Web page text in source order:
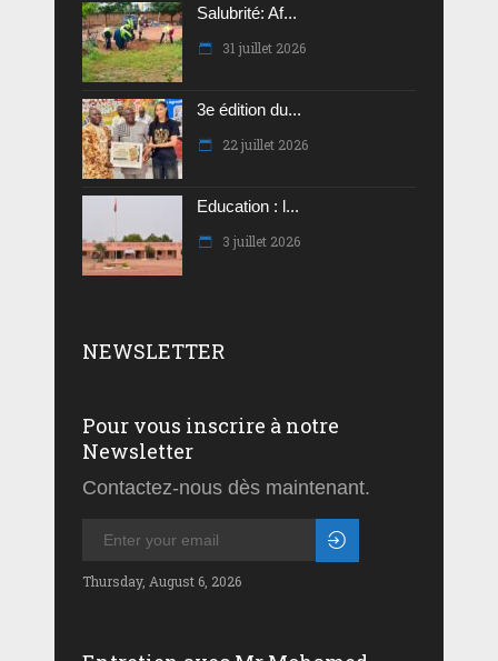
Salubrité: Af...
31 juillet 2026
3e édition du...
22 juillet 2026
Education : l...
3 juillet 2026
NEWSLETTER
Pour vous inscrire à notre
Newsletter
Contactez-nous dès maintenant.
Thursday, August 6, 2026